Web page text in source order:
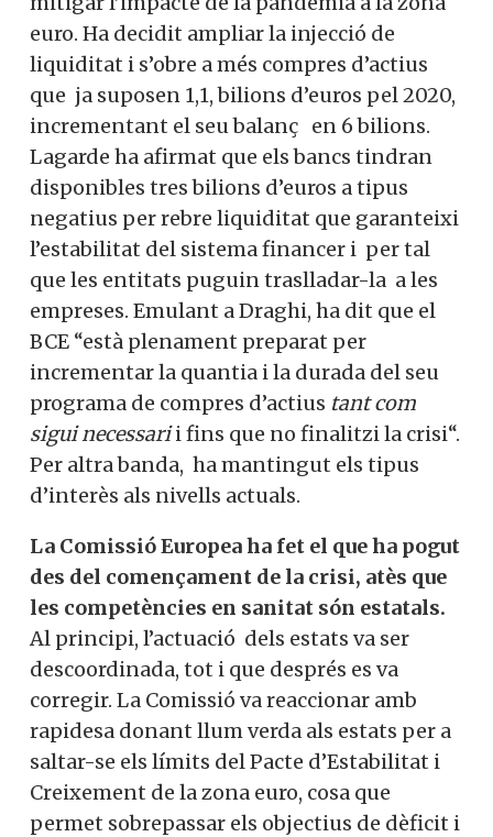
euro. Ha decidit ampliar la injecció de
liquiditat i s’obre a més compres d’actius
que ja suposen 1,1, bilions d’euros pel 2020,
incrementant el seu balanç en 6 bilions.
Lagarde ha afirmat que els bancs tindran
disponibles tres bilions d’euros a tipus
negatius per rebre liquiditat que garanteixi
l’estabilitat del sistema financer i per tal
que les entitats puguin traslladar-la a les
empreses. Emulant a Draghi, ha dit que el
BCE “està plenament preparat per
incrementar la quantia i la durada del seu
programa de compres d’actius tant com
sigui necessarii fins que no finalitzi la crisi“.
Per altra banda, ha mantingut els tipus
d’interès als nivells actuals.
La Comissió Europea ha fet el que ha pogut
des del començament de la crisi, atès que
les competències en sanitat són estatals.
Al principi, l’actuació dels estats va ser
descoordinada, tot i que després es va
corregir. La Comissió va reaccionar amb
rapidesa donant llum verda als estats per a
saltar-se els límits del Pacte d’Estabilitat i
Creixement de la zona euro, cosa que
permet sobrepassar els objectius de dèficit i